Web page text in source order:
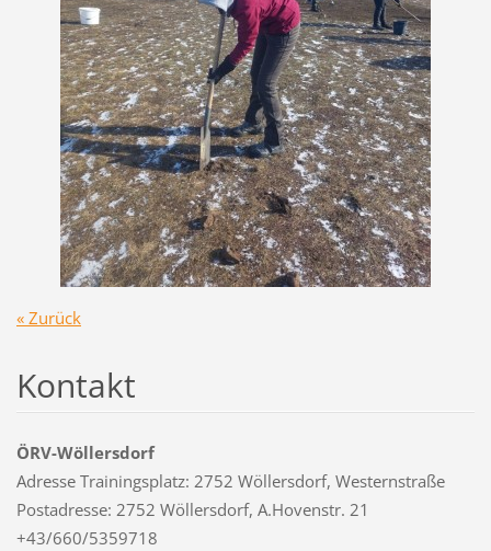
« Zurück
Kontakt
ÖRV-Wöllersdorf
Adresse Trainingsplatz: 2752 Wöllersdorf, Westernstraße
Postadresse: 2752 Wöllersdorf, A.Hovenstr. 21
+43/660/5359718